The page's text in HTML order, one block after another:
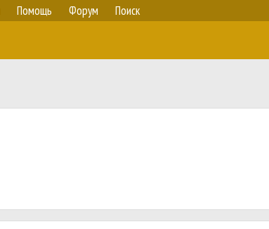
Помощь Форум Поиск